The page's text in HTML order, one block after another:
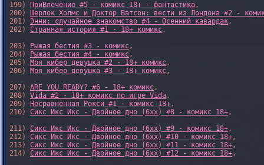
199)
ПриВлечение #5 - комикс 18+ - фантастика,
200) Шерлок Холмс и Доктор Ватсон: вести из Лондона #2 -
201) Энни: случайное знакомство #4 - Осенний кавардак,
202) Странная история #1 - 18+ комикс,
203)
Рыжая бестия #3 - комикс,
204)
Рыжая бестия #4 - комикс,
205) Моя кибер девушка #2 - 18+ комикс,
206) Моя кибер девушка #3 - 18+ комикс,
207) ARE YOU READY? #6 - 18+ комикс,
208) Vida #2 - 18+ комикс по игре Vida,
209)
Несравненная Рокси #1 - комикс 18+,
210) Сикс Икс Икс - Двойное дно (6xx) #8 - комикс 18+,
211) Сикс Икс Икс - Двойное дно (6xx) #9 - комикс 18+,
212) Сикс Икс Икс - Двойное дно (6xx) #10 - комикс 18+,
213) Сикс Икс Икс - Двойное дно (6xx) #11 - комикс 18+,
214) Сикс Икс Икс - Двойное дно (6xx) #12 - комикс 18+,